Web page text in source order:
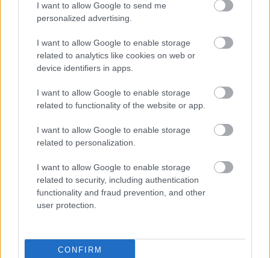
I want to allow Google to send me
personalized advertising.
I want to allow Google to enable storage
related to analytics like cookies on web or
device identifiers in apps.
I want to allow Google to enable storage
related to functionality of the website or app.
I want to allow Google to enable storage
related to personalization.
I want to allow Google to enable storage
related to security, including authentication
functionality and fraud prevention, and other
user protection.
CONFIRM
MIT LEHET TENNI, HA A BABA NEM FOGADJA EL A
Sok szülő találkozik azzal a helyzettel, hogy a baba egyszerűen
elutasítja a cumisüveget.